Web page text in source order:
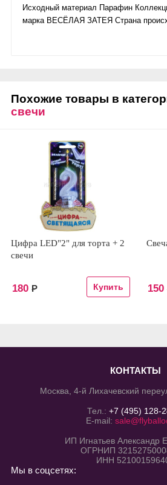
Исходный материал Парафин
марка ВЕСЁЛАЯ ЗАТЕЯ Страна
Похожие товары в
свечи
Цифра LED"2" для торта + 2
свечи
180 Р 150
КОНТАКТЫ
Москва, 4-й Лихачевский
Тел.: +7 (495) 128-
E-mail:
ИП Игнатьев Александр
ОГРНИП
ИНН
Мы в соцсетях: